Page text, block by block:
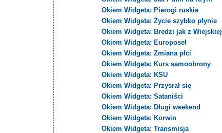
Okiem Widgeta: Pierogi ruskie
Okiem Widgeta: Życie szybko płynie
Okiem Widgeta: Bredzi jak z Wiejskiej
Okiem Widgeta: Europoseł
Okiem Widgeta: Zmiana płci
Okiem Widgeta: Kurs samoobrony
Okiem Widgeta: KSU
Okiem Widgeta: Przysrał się
Okiem Widgeta: Sataniści
Okiem Widgeta: Długi weekend
Okiem Widgeta: Korwin
Okiem Widgeta: Transmisja